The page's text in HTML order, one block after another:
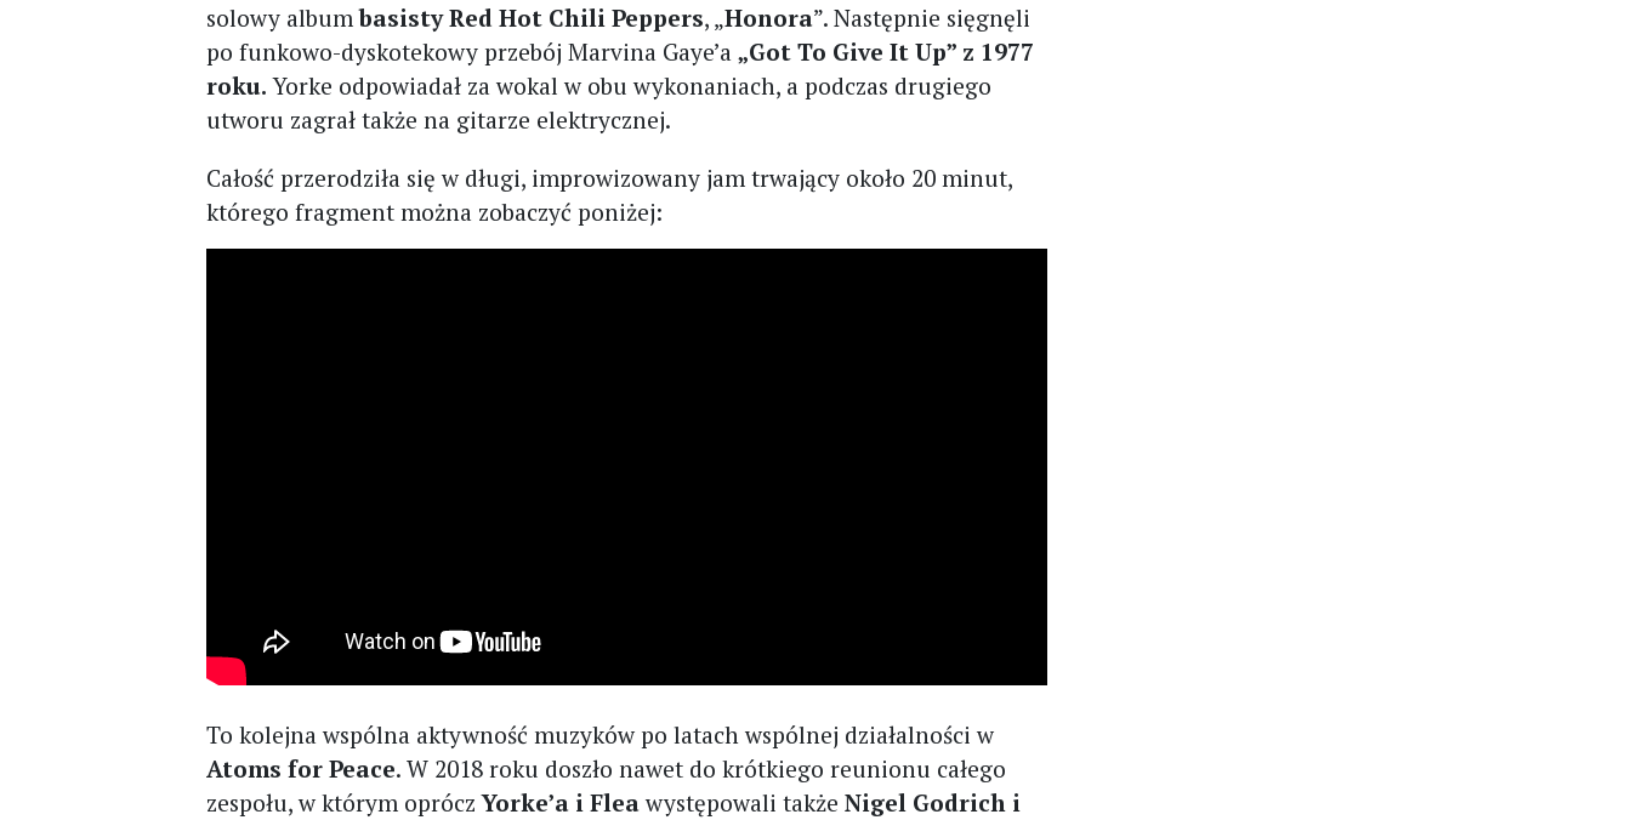
solowy albumbasisty Red Hot Chili Peppers, „Honora”. Następnie sięgnęli
po funkowo-dyskotekowy przebój Marvina Gaye’a „Got To Give It Up” z 1977
roku. Yorke odpowiadał za wokal w obu wykonaniach, a podczas drugiego
utworu zagrał także na gitarze elektrycznej.
Całość przerodziła się w długi, improwizowany jam trwający około 20 minut,
którego fragment można zobaczyć poniżej:
To kolejna wspólna aktywność muzyków po latach wspólnej działalności w
Atoms for Peace. W 2018 roku doszło nawet do krótkiego reunionu całego
zespołu, w którym opróczYorke’a i Fleawystępowali takżeNigel Godrich i